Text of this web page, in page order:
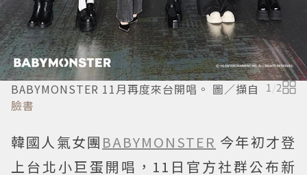
BABYMONSTER 11月再度來台開唱。 圖／擷自
臉書
1 /2
韓國人氣女團 BABYMONSTER 今年初才登
上台北小巨蛋開唱，11日官方社群公布新